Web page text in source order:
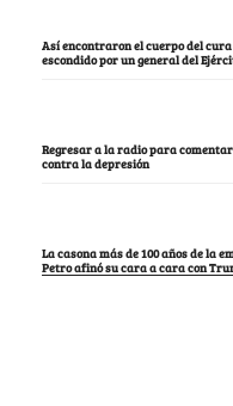
Así encontraron el cuerpo del cura
escondido por un general del
Regresar a la radio para
contra la depresión
La casona más de 100 años de la
Petro afinó su cara a cara con